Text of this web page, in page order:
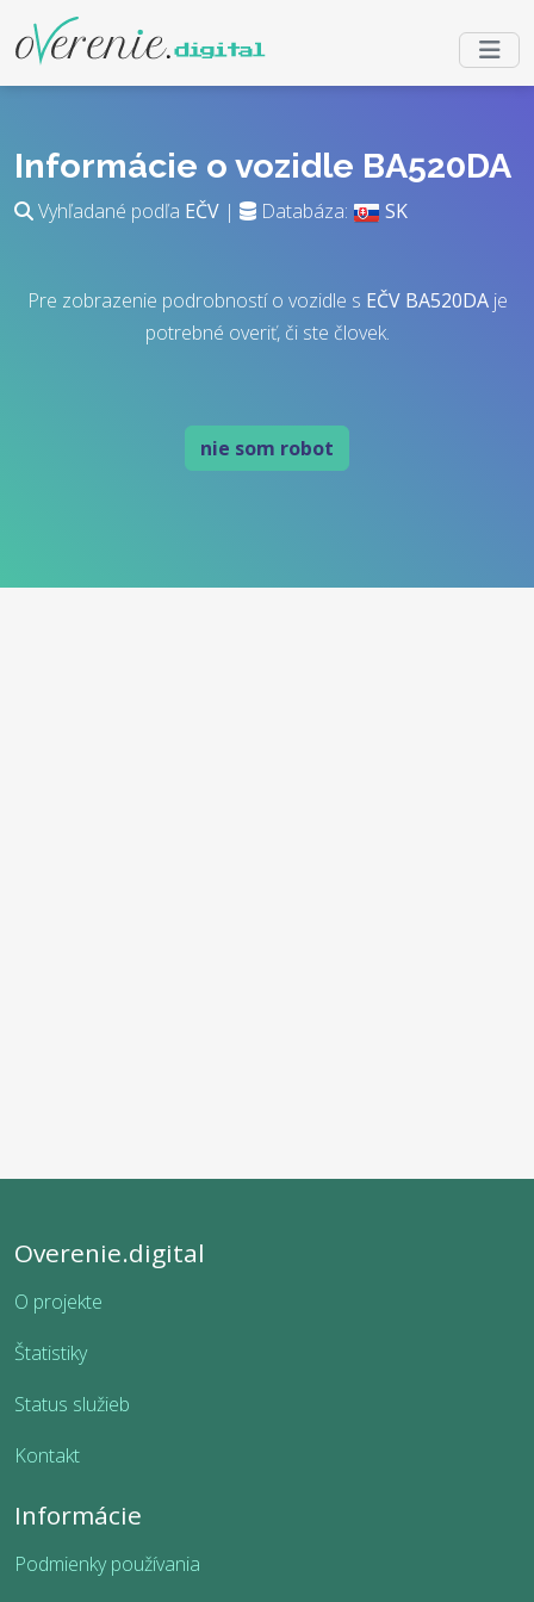
Informácie o vozidle BA520DA
Vyhľadané podľa EČV | Databáza: SK
Pre zobrazenie podrobností o vozidle s EČV BA520DAje
potrebné overiť, či ste človek.
nie som robot
Overenie.digital
O projekte
Štatistiky
Status služieb
Kontakt
Informácie
Podmienky používania